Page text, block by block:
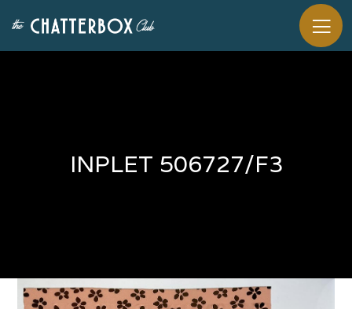
INPLET 506727/F3